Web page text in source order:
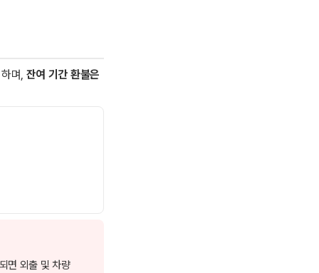
며, 잔여 기간 환불은
면 외출 및 차량